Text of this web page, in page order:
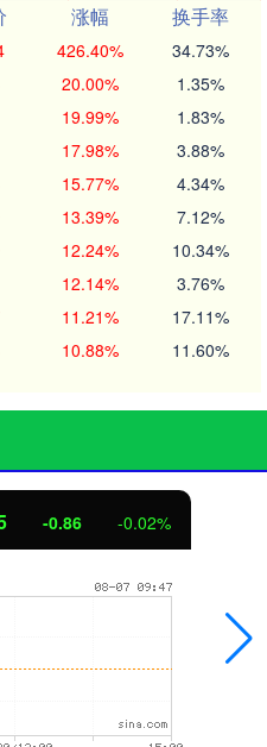
涨幅
换手率
426.40% 34.73%
20.00% 1.35%
19.99% 1.83%
17.98% 3.88%
15.77% 4.34%
13.39% 7.12%
12.24% 10.34%
12.14% 3.76%
11.21% 17.11%
10.88% 11.60%
-12.53 -1.12%